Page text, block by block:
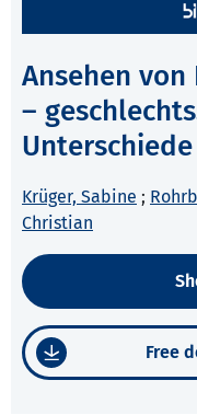
Ansehen
–
Krüger, Sabine ;
Christian
Free